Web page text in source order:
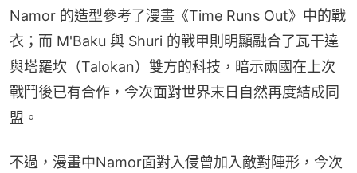
Namor 的造型參考了漫畫《Time Runs Out》中的戰
衣；而 M'Baku 與 Shuri 的戰甲則明顯融合了瓦干達
與塔羅坎（Talokan）雙方的科技，暗示兩國在上次
戰鬥後已有合作，今次面對世界末日自然再度結成同
盟。
不過，漫畫中Namor面對入侵曾加入敵對陣形，今次